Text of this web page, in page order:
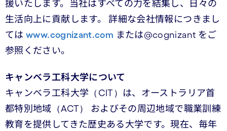
援いたします。当社はすべての力を結集し、日々の
生活向上に貢献します。 詳細な会社情報につきまし
てはwww.cognizant.com または@cognizant をご
参照ください。
キャンベラ工科大学について
キャンベラ工科大学（CIT）は、オーストラリア首
都特別地域（ACT） およびその周辺地域で職業訓練
教育を提供してきた歴史ある大学です。現在、毎年